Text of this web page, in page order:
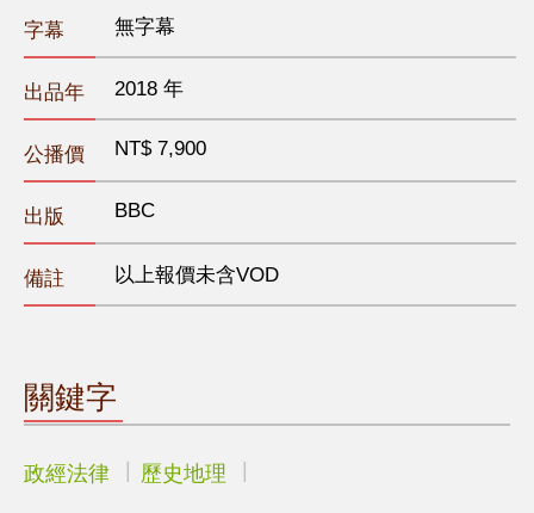
字幕 無字幕
出品年 2018 年
公播價 NT$ 7,900
出版 BBC
備註 以上報價未含VOD
關鍵字
政經法律 歷史地理